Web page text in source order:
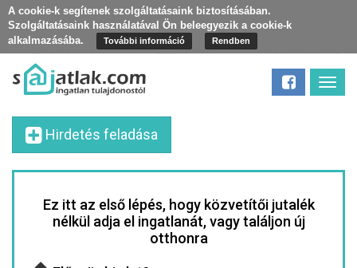
A cookie-k segítenek szolgáltatásaink biztosításában.
Szolgáltatásaink használatával Ön beleegyezik a cookie-k
alkalmazásába.
További információ Rendben
Hirdetés feladása
Ez itt az első lépés, hogy közvetítői jutalék
nélkül adja el ingatlanát, vagy találjon új
otthonra